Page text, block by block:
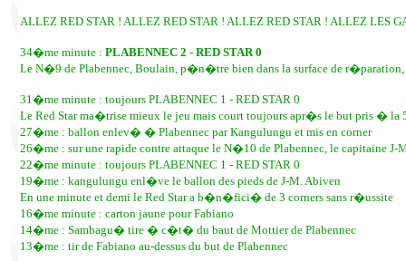
ALLEZ RED STAR ! ALLEZ RED STAR ! ALLEZ RED STAR ! ALLEZ LES
34�me minute : PLABENNEC 2 - RED STAR 0
Le N�9 de Plabennec, Boulain, p�n�tre bien dans la surface de
31�me minute : toujours PLABENNEC 1 - RED STAR 0
Le Red Star ma�trise mieux le jeu mais court toujours apr�s le but pris � la
27�me : ballon enlev� � Plabennec par Kangulungu et mis en corner
26�me : sur une rapide contre attaque le N�10 de Plabennec, le capitaine
22�me minute : toujours PLABENNEC 1 - RED STAR 0
19�me : kangulungu enl�ve le ballon des pieds de J-M. Abiven
En une minute et demi le Red Star a b�n�fici� de 3 corners sans r�ussite
16�me minute : carton jaune pour Fabiano
14�me : Sambagu� tire � c�t� du baut de Mottier de Plabennec
13�me : tir de Fabiano au-dessus du but de Plabennec